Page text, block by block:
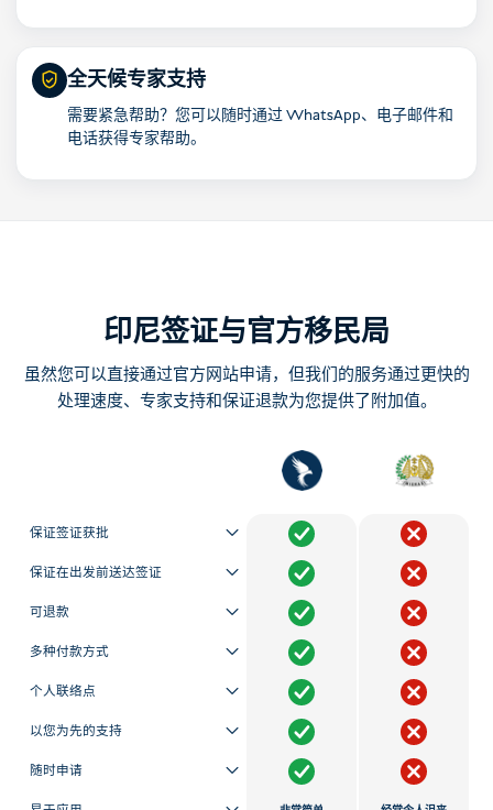
全天候专家支持
需要紧急帮助？您可以随时通过 WhatsApp、电子邮件和
电话获得专家帮助。
印尼签证与官方移民局
虽然您可以直接通过官方网站申请，但我们的服务通过更快的
处理速度、专家支持和保证退款为您提供了附加值。
保证签证获批
保证在出发前送达签证
可退款
多种付款方式
个人联络点
以您为先的支持
随时申请